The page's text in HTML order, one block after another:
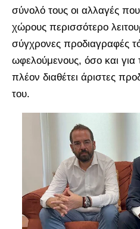
σύνολό τους οι αλλαγές
χώρους περισσότερο
σύγχρονες προδιαγραφές
ωφελούμενους, όσο και
πλέον διαθέτει άριστες
του.